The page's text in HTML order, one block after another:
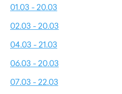
01.03 - 20.03
02.03 - 20.03
04.03 - 21.03
06.03 - 20.03
07.03 - 22.03